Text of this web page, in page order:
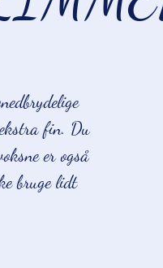
fin. Du
er også
bruge lidt